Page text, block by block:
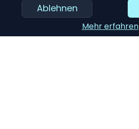
Ablehnen
Mehr erfahren
Haltbarkeit: Hochwertige
Verarbeitung bedeuten oft, dass
Achten Sie auf Garantien und